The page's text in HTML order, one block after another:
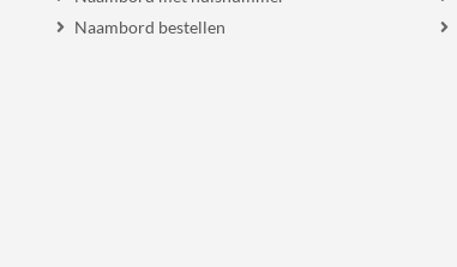
Naambord bestellen